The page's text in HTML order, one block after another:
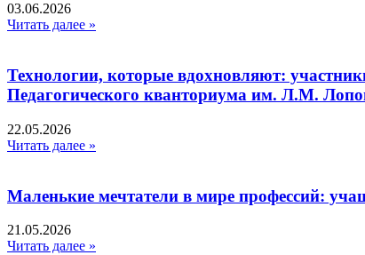
03.06.2026
Читать далее »
Технологии, которые вдохновляют:
Педагогического кванториума им. Л.М.
22.05.2026
Читать далее »
Маленькие мечтатели в мире профессий:
21.05.2026
Читать далее »